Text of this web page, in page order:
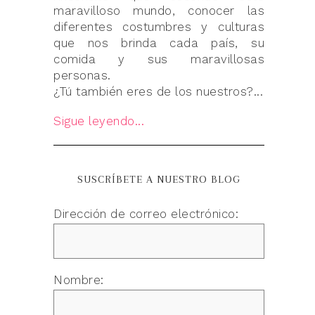
maravilloso mundo, conocer las
diferentes costumbres y culturas
que nos brinda cada país, su
comida y sus maravillosas
personas.
¿Tú también eres de los nuestros?...
Sigue leyendo...
SUSCRÍBETE A NUESTRO BLOG
Dirección de correo electrónico:
Nombre: